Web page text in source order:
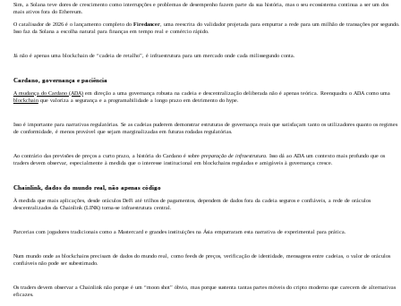
Sim, a Solana teve dores de crescimento como interrupções e problemas de desempenho fazem parte da sua história, mas o seu ecossistema continua a ser um dos
mais ativos fora do Ethereum.
O catalisador de 2026 é o lançamento completo do Firedancer, uma reescrita do validador projetada para empurrar a rede para um milhão de transações por segundo.
Isso faz da Solana a escolha natural para finanças em tempo real e comércio rápido.
Já não é apenas uma blockchain de “cadeia de retalho”, é infraestrutura para um mercado onde cada milissegundo conta.
Cardano, governança e paciência
A mudança do Cardano (ADA)em direção a uma governança robusta na cadeia e descentralização deliberada não é apenas teórica. Reenquadra o ADA como uma
blockchainque valoriza a segurança e a programabilidade a longo prazo em detrimento do hype.
Isso é importante para narrativas regulatórias. Se as cadeias puderem demonstrar estruturas de governança reais que satisfaçam tanto os utilizadores quanto os regimes
de conformidade, é menos provável que sejam marginalizadas em futuras rodadas regulatórias.
Ao contrário das previsões de preços a curto prazo, a história do Cardano é sobre preparação de infraestrutura. Isso dá ao ADA um contexto mais profundo que os
traders devem observar, especialmente à medida que o interesse institucional em blockchains reguladas e amigáveis à governança cresce.
Chainlink, dados do mundo real, não apenas código
À medida que mais aplicações, desde oráculos DeFi até trilhos de pagamentos, dependem de dados fora da cadeia seguros e confiáveis, a rede de oráculos
descentralizados da Chainlink (LINK) torna-se infraestrutura central.
Parcerias com jogadores tradicionais como a Mastercard e grandes instituições na Ásia empurraram esta narrativa de experimental para prática.
Num mundo onde as blockchains precisam de dados do mundo real, como feeds de preços, verificação de identidade, mensagens entre cadeias, o valor de oráculos
confiáveis não pode ser subestimado.
Os traders devem observar a Chainlink não porque é um “moon shot” óbvio, mas porque sustenta tantas partes móveis do cripto moderno que carecem de alternativas
eficazes.